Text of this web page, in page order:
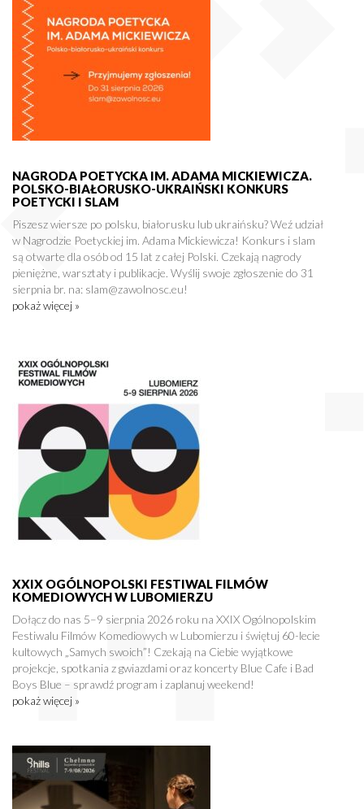
NAGRODA POETYCKA IM. ADAMA MICKIEWICZA.
POLSKO-BIAŁORUSKO-UKRAIŃSKI KONKURS
POETYCKI I SLAM
Piszesz wiersze po polsku, białorusku lub ukraińsku? Weź udział
w Nagrodzie Poetyckiej im. Adama Mickiewicza! Konkurs i slam
są otwarte dla osób od 15 lat z całej Polski. Czekają nagrody
pieniężne, warsztaty i publikacje. Wyślij swoje zgłoszenie do 31
sierpnia br. na: slam@zawolnosc.eu!
pokaż więcej »
XXIX OGÓLNOPOLSKI FESTIWAL FILMÓW
KOMEDIOWYCH W LUBOMIERZU
Dołącz do nas 5–9 sierpnia 2026 roku na XXIX Ogólnopolskim
Festiwalu Filmów Komediowych w Lubomierzu i świętuj 60-lecie
kultowych „Samych swoich”! Czekają na Ciebie wyjątkowe
projekcje, spotkania z gwiazdami oraz koncerty Blue Cafe i Bad
Boys Blue – sprawdź program i zaplanuj weekend!
pokaż więcej »